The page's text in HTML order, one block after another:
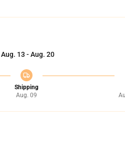
Aug. 13 - Aug. 20
Shipping
Aug. 09